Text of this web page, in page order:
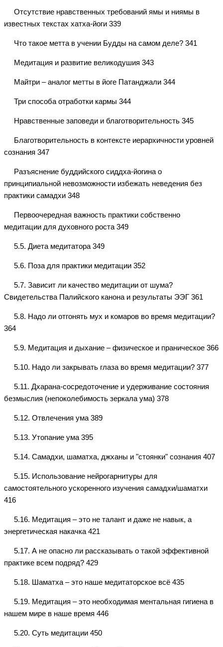
Отсутствие нравственных требований ямы и ниямы в
известных текстах хатха-йоги 339
Что такое метта в учении Будды на самом деле? 341
Медитация и развитие великодушия 343
Майтри – аналог метты в йоге Патанджали 344
Три способа отработки кармы 344
Нравственные заповеди и благотворительность 345
Благотворительность в контексте иерархичности уровней
сознания 347
Разъяснение буддийского сиддха-йогина о
принципиальной невозможности избежать неведения без
практики самадхи 348
Первоочередная важность практики собственно
медитации для духовного роста 349
5.5. Диета медитатора 349
5.6. Поза для практики медитации 352
5.7. Зависит ли качество медитации от шума?
Свидетельства Палийского канона и результаты ЭЭГ 361
5.8. Надо ли отгонять мух и комаров во время медитации?
364
5.9. Медитация и дыхание – физическое и праническое 366
5.10. Надо ли закрывать глаза во время медитации? 377
5.11. Дхарана-сосредоточение и удерживание состояния
безмыслия (непоколебимость зеркала ума) 378
5.12. Отвлечения ума 389
5.13. Утопание ума 395
5.14. Самадхи, шаматха, джханы и "стоянки" сознания 407
5.15. Использование нейрогарнитуры для
самостоятельного ускоренного изучения самадхи/шаматхи
416
5.16. Медитация – это не талант и даже не навык, а
энергетическая накачка 421
5.17. А не опасно ли рассказывать о такой эффективной
практике всем подряд? 429
5.18. Шаматха – это наше медитаторское всё 435
5.19. Медитация – это необходимая ментальная гигиена в
нашем мире в наше время 446
5.20. Суть медитации 450